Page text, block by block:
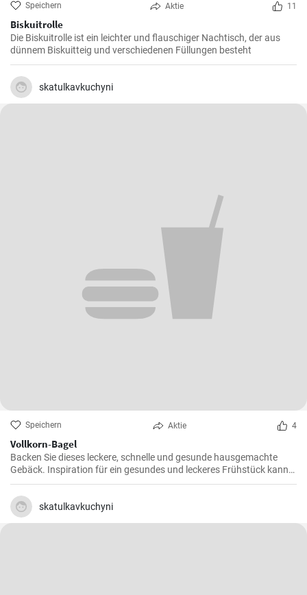
Speichern Aktie 11
Biskuitrolle
Die Biskuitrolle ist ein leichter und flauschiger Nachtisch, der aus
dünnem Biskuitteig und verschiedenen Füllungen besteht
skatulkavkuchyni
Speichern Aktie 4
Vollkorn-Bagel
Backen Sie dieses leckere, schnelle und gesunde hausgemachte
Gebäck. Inspiration für ein gesundes und leckeres Frühstück kann
man nie genug haben.
skatulkavkuchyni